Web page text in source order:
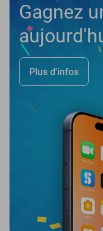
Gagnez
Plus d'infos